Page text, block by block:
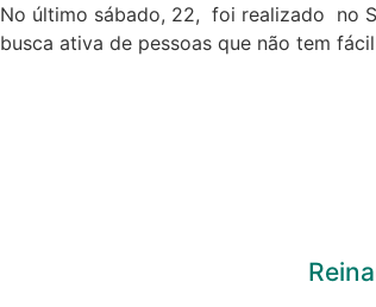
No último sábado, 22, foi realizado no
busca ativa de pessoas que não tem